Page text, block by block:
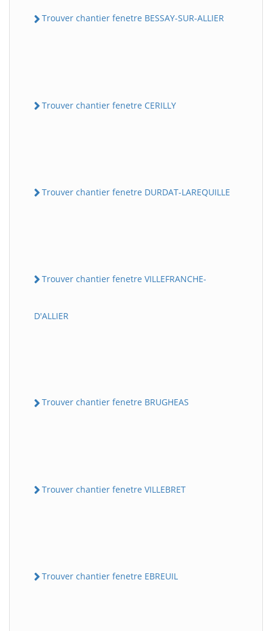
Trouver chantier fenetre BESSAY-SUR-ALLIER
Trouver chantier fenetre CERILLY
Trouver chantier fenetre DURDAT-LAREQUILLE
Trouver chantier fenetre VILLEFRANCHE-
D'ALLIER
Trouver chantier fenetre BRUGHEAS
Trouver chantier fenetre VILLEBRET
Trouver chantier fenetre EBREUIL